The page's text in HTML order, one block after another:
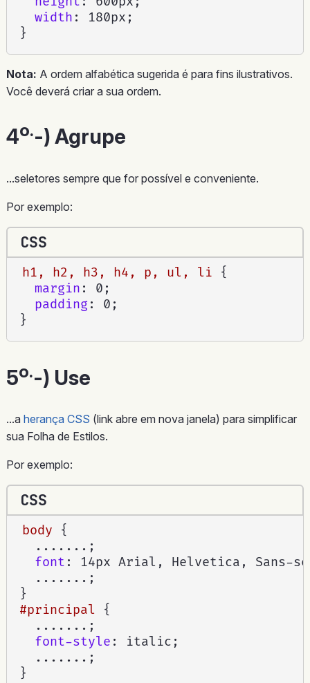
width : 180px ;
}
Nota: A ordem alfabética sugerida é para fins ilustrativos.
Você deverá criar a sua ordem.
4o.-) Agrupe
...seletores sempre que for possível e conveniente.
Por exemplo:
CSS
h1, h2, h3, h4, p, ul, li
{
margin : 0 ;
padding : 0 ;
}
5o.-) Use
...a herança CSS (link abre em nova janela) para simplificar
sua Folha de Estilos.
Por exemplo:
CSS
body
{
  .......
;
font :
14px Arial, Helvetica, Sans-
  .......
;
}
#principal
{
  .......
;
font-style : italic ;
  .......
;
}